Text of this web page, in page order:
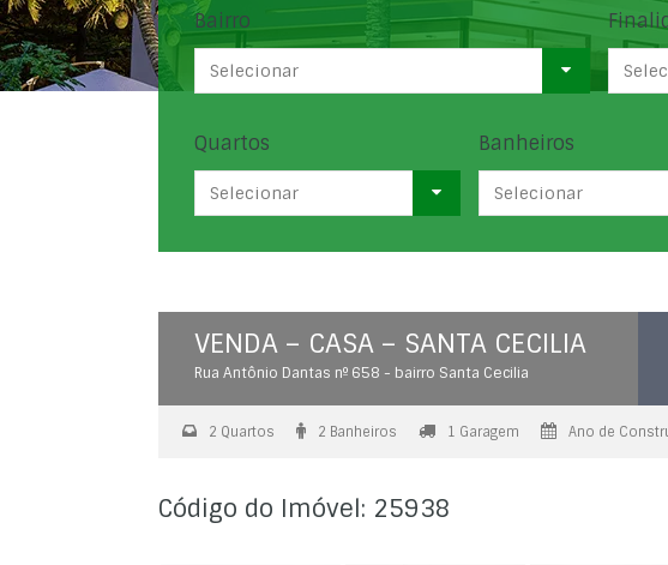
Bairro
Selecionar
Quartos
Selecionar
Banheiros
Selecionar
VENDA – CASA – SANTA CECILIA
Rua Antônio Dantas nº 658 - bairro Santa Cecilia
2 Quartos 2 Banheiros 1 Garagem Ano de
Código do Imóvel: 25938